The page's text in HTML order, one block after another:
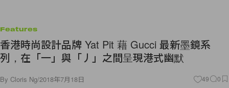
Features
香港時尚設計品牌 Yat Pit 藉 Gucci 最新墨鏡系
列，在「一」與「丿」之間呈現港式幽默
By Cloris Ng/2018年7月18日 49 0